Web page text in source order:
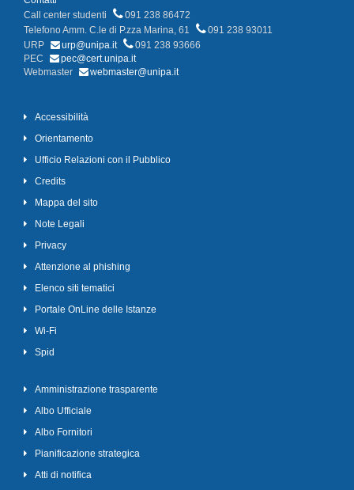
Call center studenti
091 238 86472
Telefono Amm. C.le di P.zza Marina, 61
091 238 93011
URP
urp@unipa.it
091 238 93666
PEC
pec@cert.unipa.it
Webmaster
webmaster@unipa.it
Accessibilità
Orientamento
Ufficio Relazioni con il Pubblico
Credits
Mappa del sito
Note Legali
Privacy
Attenzione al phishing
Elenco siti tematici
Portale OnLine delle Istanze
Wi-Fi
Spid
Amministrazione trasparente
Albo Ufficiale
Albo Fornitori
Pianificazione strategica
Atti di notifica